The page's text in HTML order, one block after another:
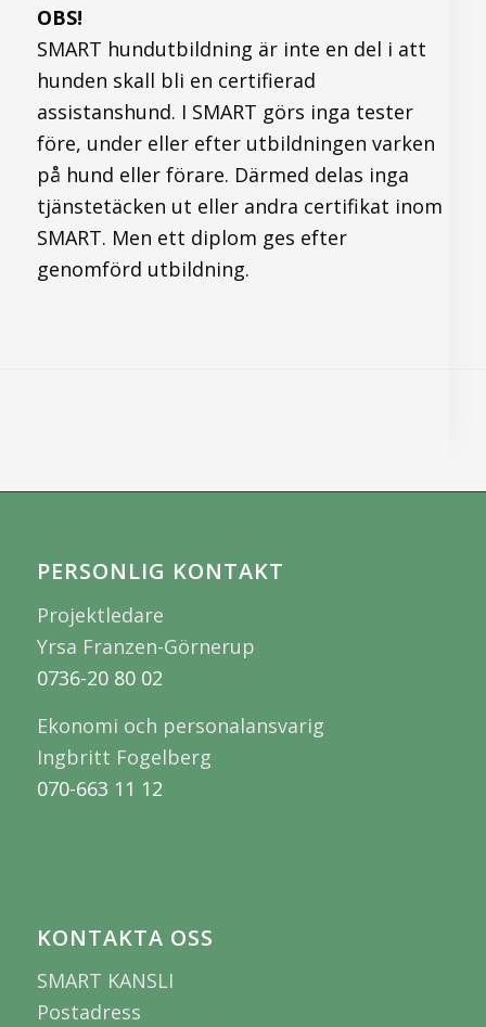
OBS!
SMART hundutbildning är inte en del i att
hunden skall bli en certifierad
assistanshund. I SMART görs inga tester
före, under eller efter utbildningen varken
på hund eller förare. Därmed delas inga
tjänstetäcken ut eller andra certifikat inom
SMART. Men ett diplom ges efter
genomförd utbildning.
PERSONLIG KONTAKT
Projektledare
Yrsa Franzen-Görnerup
0736-20 80 02
Ekonomi och personalansvarig
Ingbritt Fogelberg
070-663 11 12
KONTAKTA OSS
SMART KANSLI
Postadress